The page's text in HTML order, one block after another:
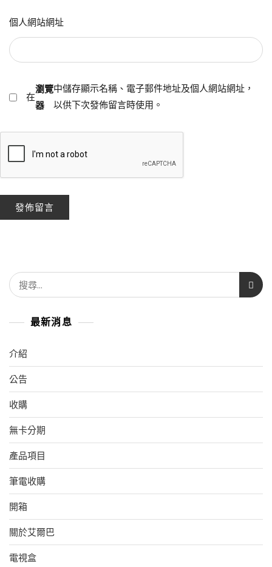
個人網站網址
在
瀏覽
器
中儲存顯示名稱、電子郵件地址及個人網站網址，
以供下次發佈留言時使用。
最新消息
介紹
公告
收購
無卡分期
產品項目
筆電收購
開箱
關於艾爾巴
電視盒